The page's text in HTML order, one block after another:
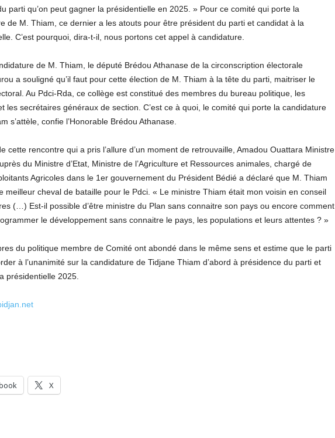
parti qu’on peut gagner la présidentielle en 2025. » Pour ce comité qui porte la
de M. Thiam, ce dernier a les atouts pour être président du parti et candidat à la
C’est pourquoi, dira-t-il, nous portons cet appel à candidature.
de M. Thiam, le député Brédou Athanase de la circonscription électorale
a souligné qu’il faut pour cette élection de M. Thiam à la tête du parti, maitriser le
Au Pdci-Rda, ce collège est constitué des membres du bureau politique, les
les secrétaires généraux de section. C’est ce à quoi, le comité qui porte la candidature
s’attèle, confie l’Honorable Brédou Athanase.
cette rencontre qui a pris l’allure d’un moment de retrouvaille, Amadou Ouattara Ministre
du Ministre d’Etat, Ministre de l’Agriculture et Ressources animales, chargé de
Agricoles dans le 1er gouvernement du Président Bédié a déclaré que M. Thiam
meilleur cheval de bataille pour le Pdci. « Le ministre Thiam était mon voisin en conseil
(…) Est-il possible d’être ministre du Plan sans connaitre son pays ou encore comment
le développement sans connaitre le pays, les populations et leurs attentes ? »
du politique membre de Comité ont abondé dans le même sens et estime que le parti
à l’unanimité sur la candidature de Tidjane Thiam d’abord à présidence du parti et
présidentielle 2025.
X